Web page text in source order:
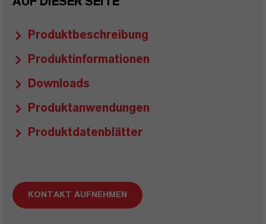
Produktbeschreibung
Produktinformationen
Downloads
Produktanwendungen
Produktdatenblätter
KONTAKT AUFNEHMEN